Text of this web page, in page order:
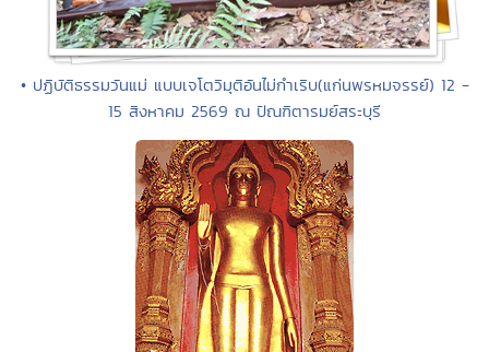
• ปฏิบัติธรรมวันแม่ แบบเจโตวิมุติอันไม่กำเริบ(แก่นพรหมจรรย์) 12 -
15 สิงหาคม 2569 ณ ปัณฑิตารมย์สระบุรี